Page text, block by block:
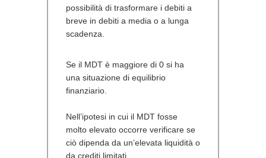
possibilità di trasformare i debiti a
breve in debiti a media o a lunga
scadenza.
Se il MDT è maggiore di 0 si ha
una situazione di equilibrio
finanziario.
Nell’ipotesi in cui il MDT fosse
molto elevato occorre verificare se
ciò dipenda da un’elevata liquidità o
da crediti limitati.